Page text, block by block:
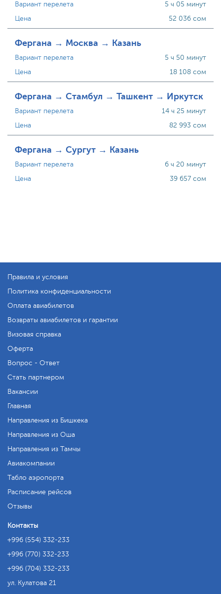
Вариант перелета
Цена
5 ч 05 минут
52 036 сом
Фергана → Москва → Казань
Вариант перелета
Цена
5 ч 50 минут
18 108 сом
Фергана → Стамбул → Ташкент → Иркутск
Вариант перелета
Цена
14 ч 25 минут
82 993 сом
Фергана → Сургут → Казань
Вариант перелета
Цена
6 ч 20 минут
39 657 сом
Правила и условия
Политика конфиденциальности
Оплата авиабилетов
Возвраты авиабилетов и гарантии
Визовая справка
Оферта
Вопрос - Ответ
Стать партнером
Вакансии
Главная
Направления из Бишкека
Направления из Оша
Направления из Тамчы
Авиакомпании
Табло аэропорта
Расписание рейсов
Отзывы
Контакты
+996 (554) 332-233
+996 (770) 332-233
+996 (704) 332-233
ул. Кулатова 21